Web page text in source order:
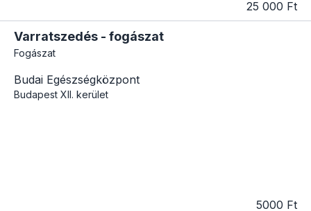
25 000 Ft
Varratszedés - fogászat
Fogászat
Budai Egészségközpont
Budapest XII. kerület
5000 Ft